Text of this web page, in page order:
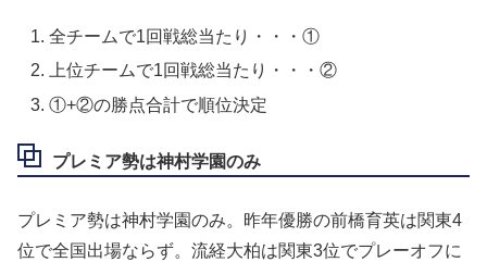
全チームで1回戦総当たり・・・①
上位チームで1回戦総当たり・・・②
①+②の勝点合計で順位決定
プレミア勢は神村学園のみ
プレミア勢は神村学園のみ。昨年優勝の前橋育英は関東4
位で全国出場ならず。流経大柏は関東3位でプレーオフに